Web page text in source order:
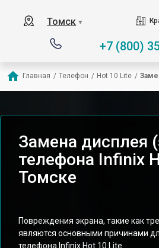
Томск ▼
+7 (800)
Главная / Телефон / Hot 10 Lite /
Замена дисплея
телефона Infinix
Томске
Повреждения экрана, такие как
являются основными причинами
телефона Infinix Hot 10 Lite.